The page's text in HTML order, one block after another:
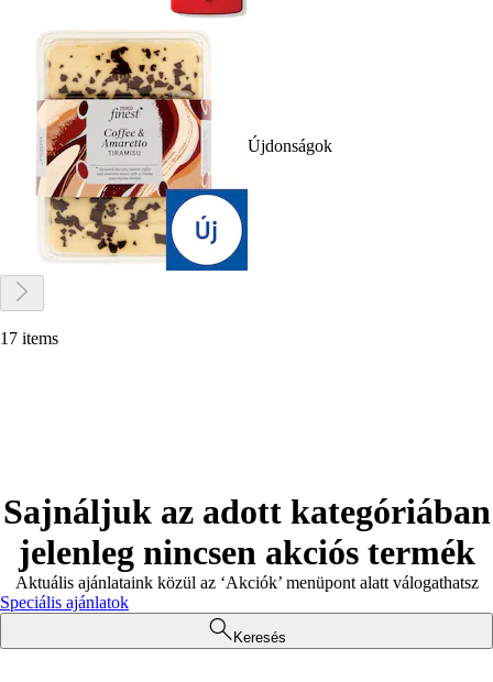
Újdonságok
17 items
Sajnáljuk az adott kategóriában
jelenleg nincsen akciós termék
Aktuális ajánlataink közül az ‘Akciók’ menüpont alatt válogathatsz
Speciális ajánlatok
Keresés